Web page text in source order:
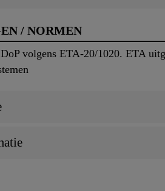
/ NORMEN
volgens ETA-20/1020. ETA